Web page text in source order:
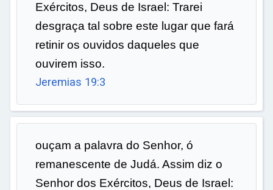
Exércitos, Deus de Israel: Trarei
desgraça tal sobre este lugar que fará
retinir os ouvidos daqueles que
ouvirem isso.
Jeremias 19:3
ouçam a palavra do Senhor, ó
remanescente de Judá. Assim diz o
Senhor dos Exércitos, Deus de Israel: